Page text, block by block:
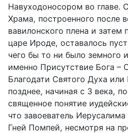
Навуходоносором во главе.
Храма, построенного после
вавилонского плена и затем
царе Ироде, оставалось
чего бы то ни было земного
именно Присутствие Бога –
Благодати Святого Духа
позднее, начиная с 3 века,
священное понятие
что завоеватель
Гней Помпей, несмотря на